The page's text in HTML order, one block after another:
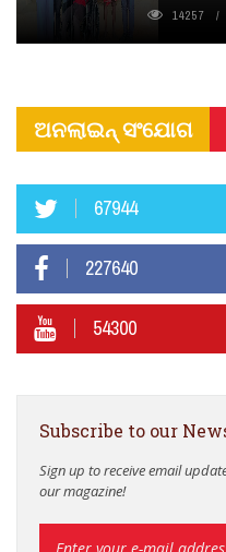
14257
ଅନଲାଇନ୍ ସଂଯୋଗ
67944
227640
54300
Subscribe to our
Sign up to receive email
our magazine!